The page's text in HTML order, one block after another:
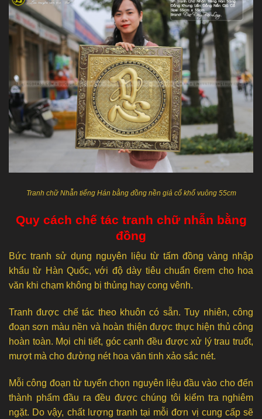
Tranh chữ Nhẫn tiếng Hán bằng đồng nền giả cổ khổ vuông 55cm
Quy cách chế tác tranh chữ nhẫn bằng
đồng
Bức tranh sử dụng nguyên liệu từ tấm đồng vàng nhập
khẩu từ Hàn Quốc, với độ dày tiêu chuẩn 6rem cho hoa
văn khi chạm không bị thủng hay cong vênh.
Tranh được chế tác theo khuôn có sẵn. Tuy nhiên, công
đoạn sơn màu nền và hoàn thiện được thực hiện thủ công
hoàn toàn. Mọi chi tiết, góc cạnh đều được xử lý trau truốt,
mượt mà cho đường nét hoa văn tinh xảo sắc nét.
Mỗi công đoạn từ tuyển chọn nguyên liệu đầu vào cho đến
thành phẩm đầu ra đều được chúng tôi kiểm tra nghiêm
ngặt. Do vậy, chất lượng tranh tại mỗi đơn vị cung cấp sẽ